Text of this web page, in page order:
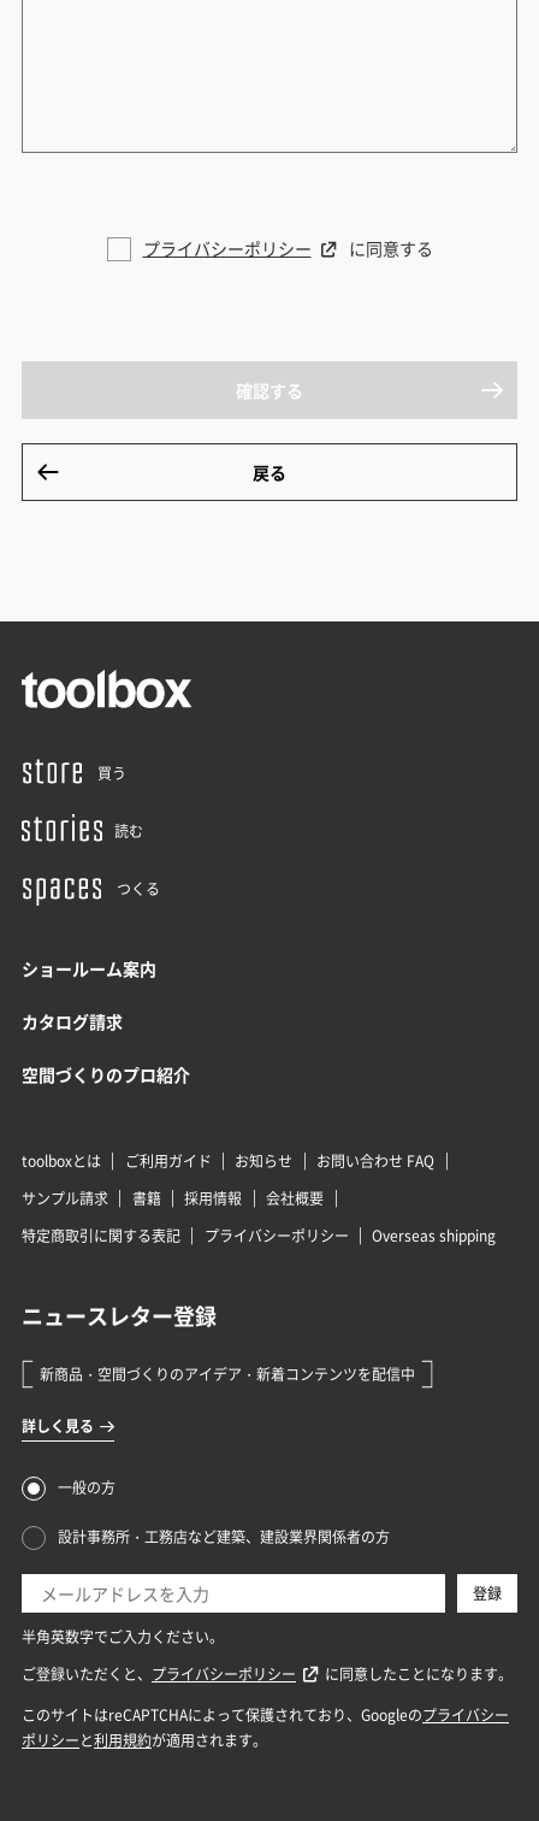
プライバシーポリシー に同意する
戻る
確認する
買う
読む
つくる
ショールーム案内
カタログ請求
空間づくりのプロ紹介
toolboxとは ご利用ガイド お知らせ
お問い合わせ FAQ
サンプル請求
書籍 採用情報
会社概要
特定商取引に関する表記
プライバシーポリシー Overseas shipping